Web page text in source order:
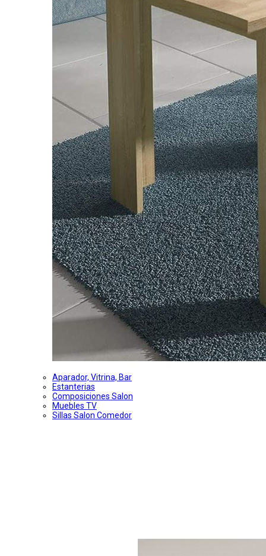
Aparador, Vitrina, Bar
Estanterias
Composiciones Salon
Muebles TV
Sillas Salon Comedor